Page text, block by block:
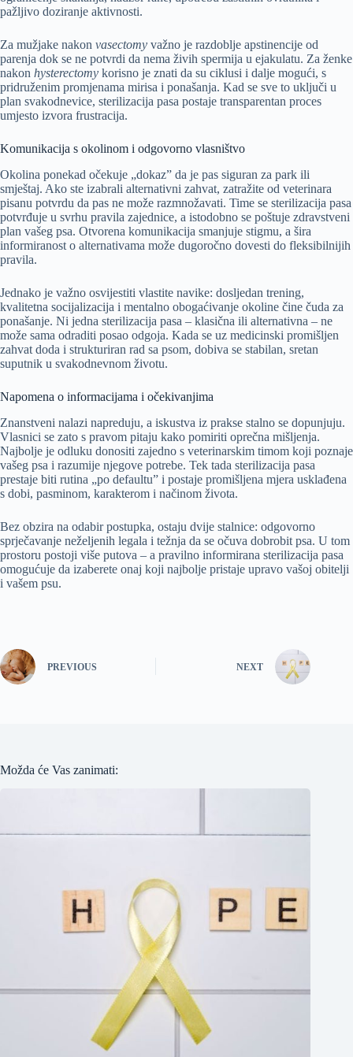
pažljivo doziranje aktivnosti.
Za mužjake nakon vasectomy važno je razdoblje apstinencije od
parenja dok se ne potvrdi da nema živih spermija u ejakulatu. Za ženke
nakon hysterectomy korisno je znati da su ciklusi i dalje mogući, s
pridruženim promjenama mirisa i ponašanja. Kad se sve to uključi u
plan svakodnevice, sterilizacija pasa postaje transparentan proces
umjesto izvora frustracija.
Komunikacija s okolinom i odgovorno vlasništvo
Okolina ponekad očekuje „dokaz” da je pas siguran za park ili
smještaj. Ako ste izabrali alternativni zahvat, zatražite od veterinara
pisanu potvrdu da pas ne može razmnožavati. Time se sterilizacija pasa
potvrđuje u svrhu pravila zajednice, a istodobno se poštuje zdravstveni
plan vašeg psa. Otvorena komunikacija smanjuje stigmu, a šira
informiranost o alternativama može dugoročno dovesti do fleksibilnijih
pravila.
Jednako je važno osvijestiti vlastite navike: dosljedan trening,
kvalitetna socijalizacija i mentalno obogaćivanje okoline čine čuda za
ponašanje. Ni jedna sterilizacija pasa – klasična ili alternativna – ne
može sama odraditi posao odgoja. Kada se uz medicinski promišljen
zahvat doda i strukturiran rad sa psom, dobiva se stabilan, sretan
suputnik u svakodnevnom životu.
Napomena o informacijama i očekivanjima
Znanstveni nalazi napreduju, a iskustva iz prakse stalno se dopunjuju.
Vlasnici se zato s pravom pitaju kako pomiriti oprečna mišljenja.
Najbolje je odluku donositi zajedno s veterinarskim timom koji poznaje
vašeg psa i razumije njegove potrebe. Tek tada sterilizacija pasa
prestaje biti rutina „po defaultu” i postaje promišljena mjera usklađena
s dobi, pasminom, karakterom i načinom života.
Bez obzira na odabir postupka, ostaju dvije stalnice: odgovorno
sprječavanje neželjenih legala i težnja da se očuva dobrobit psa. U tom
prostoru postoji više putova – a pravilno informirana sterilizacija pasa
omogućuje da izaberete onaj koji najbolje pristaje upravo vašoj obitelji
i vašem psu.
PREVIOUS NEXT
Možda će Vas zanimati: